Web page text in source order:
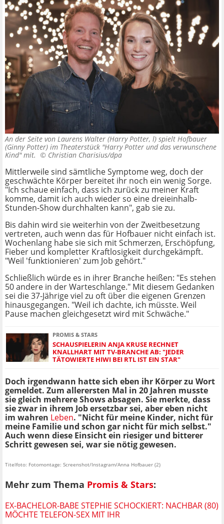
An der Seite von Laurens Walter (Harry Potter, l) spielt Hofbauer
(Ginny Potter) im Theaterstück "Harry Potter und das verwunschene
Kind" mit. © Christian Charisius/dpa
Mittlerweile sind sämtliche Symptome weg, doch der
geschwächte Körper bereitet ihr noch ein wenig Sorge.
"Ich schaue einfach, dass ich zurück zu meiner Kraft
komme, damit ich auch wieder so eine dreieinhalb-
Stunden-Show durchhalten kann", gab sie zu.
Bis dahin wird sie weiterhin von der Zweitbesetzung
vertreten, auch wenn das für Hofbauer nicht einfach ist.
Wochenlang habe sie sich mit Schmerzen, Erschöpfung,
Fieber und kompletter Kraftlosigkeit durchgekämpft.
"Weil 'funktionieren' zum Job gehört."
Schließlich würde es in ihrer Branche heißen: "Es stehen
50 andere in der Warteschlange." Mit diesem Gedanken
sei die 37-Jährige viel zu oft über die eigenen Grenzen
hinausgegangen. "Weil ich dachte, ich müsste. Weil
Pause machen gleichgesetzt wird mit Schwäche."
PROMIS & STARS
SCHAUSPIELERIN ANJA KRUSE RECHNET
KNALLHART MIT TV-BRANCHE AB: "JEDER
TÄTOWIERTE HIWI BEI RTL IST EIN STAR"
Doch irgendwann hatte sich eben ihr Körper zu Wort
gemeldet. Zum allerersten Mal in 20 Jahren musste
sie gleich mehrere Shows absagen. Sie merkte, dass
sie zwar in ihrem Job ersetzbar sei, aber eben nicht
im wahren Leben. "Nicht für meine Kinder, nicht für
meine Familie und schon gar nicht für mich selbst."
Auch wenn diese Einsicht ein riesiger und bitterer
Schritt gewesen sei, war sie nötig gewesen.
Titelfoto: Fotomontage: Screenshot/Instagram/Anna Hofbauer (2)
Mehr zum Thema Promis & Stars:
EX-BACHELOR-BABE STEPHIE SCHOCKIERT: NACHBAR (80)
MÖCHTE TELEFON-SEX MIT IHR